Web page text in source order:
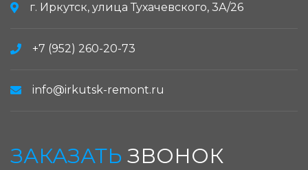
г. Иркутск, улица Тухачевского, 3А/26
+7 (952) 260-20-73
info@irkutsk-remont.ru
ЗАКАЗАТЬ ЗВОНОК